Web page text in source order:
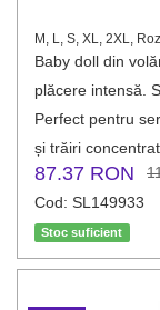
M, L, S, XL, 2XL, Roz
Baby doll din
plăcere intensă.
Perfect pentru
și trăiri
87.37 RON
Cod: SL149933
Stoc suficient